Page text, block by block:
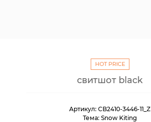
HOT PRICE
свитшот black
Артикул: CB2410-3446-11_Z
Тема: Snow Kiting